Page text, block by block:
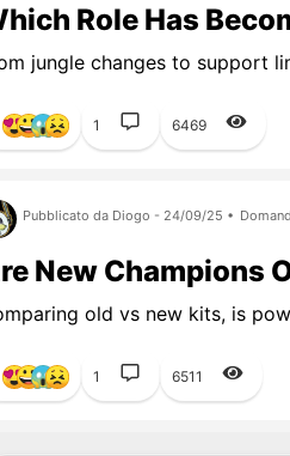
Role Has
jungle changes to support
1 6469
Pubblicato da Diogo - 24/09/25 •
New Champions
old vs new kits, is
1 6511